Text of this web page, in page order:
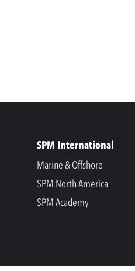
SPM International
Marine & Offshore
SPM North America
SPM Academy